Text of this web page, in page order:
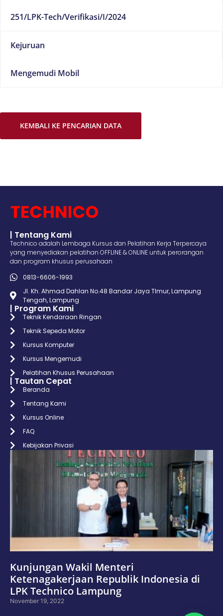
251/LPK-Tech/Verifikasi/I/2024
Kejuruan
Mengemudi Mobil
KEMBALI KE PENCARIAN DATA
| Tentang Kami
Technico adalah Lembaga Kursus dan Pelatihan Kerja Terpercaya
yang menyediakan pelatihan OFFLINE & ONLINE untuk perorangan
dan program khusus perusahaan
0813-6606-1993
Jl. Kh. Ahmad Dahlan No.48 Bandar Jaya TImur, Lampung
Tengah, Lampung
| Program Kami
Teknik Kendaraan Ringan
Teknik Sepeda Motor
Kursus Komputer
Kursus Mengemudi
Pelatihan Khusus Perusahaan
| Tautan Cepat
Beranda
Tentang Kami
Kursus Online
FAQ
Kebijakan Privasi
Kunjungan Wakil Menteri
Ketenagakerjaan Republik Indonesia di
LPK Technico Lampung
November 19, 2022